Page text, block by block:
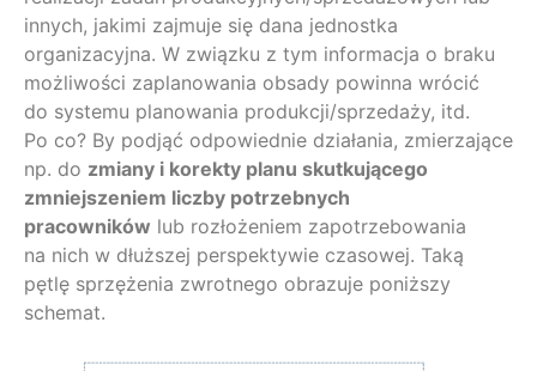
innych, jakimi zajmuje się dana jednostka
organizacyjna. W związku z tym informacja o braku
możliwości zaplanowania obsady powinna wrócić
do systemu planowania produkcji/sprzedaży, itd.
Po co? By podjąć odpowiednie działania, zmierzające
np. do zmiany i korekty planu skutkującego
zmniejszeniem liczby potrzebnych
pracowników lub rozłożeniem zapotrzebowania
na nich w dłuższej perspektywie czasowej. Taką
pętlę sprzężenia zwrotnego obrazuje poniższy
schemat.